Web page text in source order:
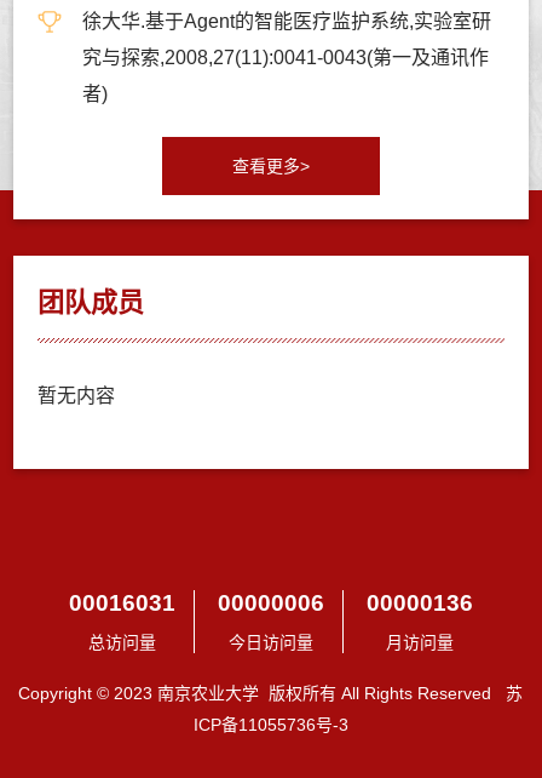
徐大华.基于Agent的智能医疗监护系统,实验室研
究与探索,2008,27(11):0041-0043(第一及通讯作
者)
查看更多>
团队成员
暂无内容
00016031
总访问量
00000006
今日访问量
00000136
月访问量
Copyright © 2023 南京农业大学 版权所有 All Rights Reserved 苏
ICP备11055736号-3